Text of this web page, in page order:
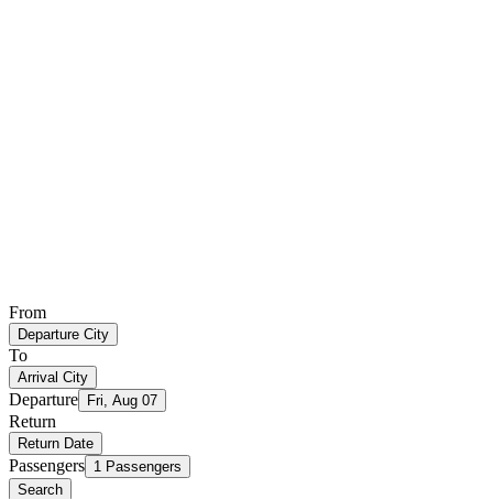
From
Departure City
To
Arrival City
Departure Fri, Aug 07
Return
Return Date
Passengers 1 Passengers
Search